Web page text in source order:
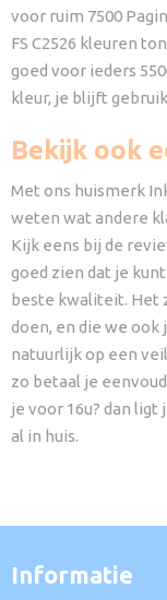
voor ruim 7500
FS C2526 kleuren
goed voor ieders
kleur, je blijft
Bekijk ook
Met ons huismerk
weten wat andere
Kijk eens bij de
goed zien dat je
beste kwaliteit. Het
doen, en die we ook
natuurlijk op een
zo betaal je
je voor 16u? dan ligt
al in huis.
Informatie